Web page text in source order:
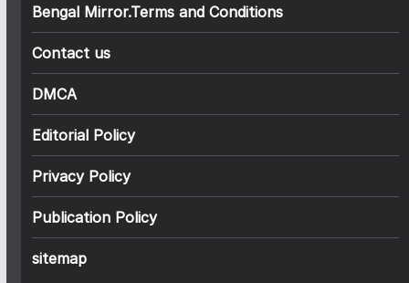
Bengal Mirror.Terms and Conditions
Contact us
DMCA
Editorial Policy
Privacy Policy
Publication Policy
sitemap